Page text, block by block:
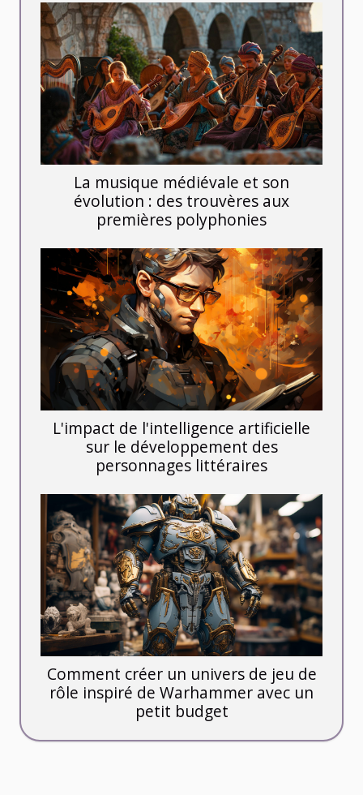
La musique médiévale et son
évolution : des trouvères aux
premières polyphonies
L'impact de l'intelligence artificielle
sur le développement des
personnages littéraires
Comment créer un univers de jeu de
rôle inspiré de Warhammer avec un
petit budget